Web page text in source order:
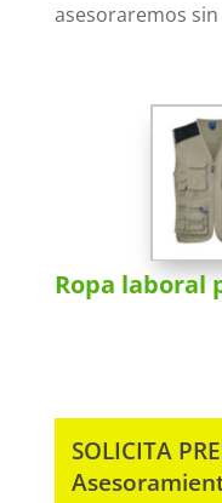
asesoraremos
Ropa laboral
SOLICITA